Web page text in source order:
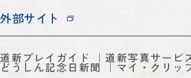
外部サイト
道新プレイガイド 道新写真サービ
どうしん記念日新聞 マイ・クリッ